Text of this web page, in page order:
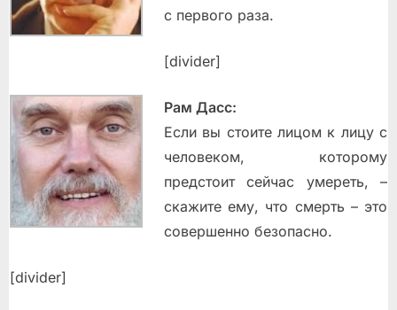
с первого раза.
[divider]
Рам Дасс:
Если вы стоите лицом к лицу с
человеком, которому
предстоит сейчас умереть, –
скажите ему, что смерть – это
совершенно безопасно.
[divider]